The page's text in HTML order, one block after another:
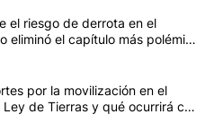
con más comentarios en los
título "Ley de Tierras: ante el
el riesgo de derrota en el
eliminó el capítulo más polémico
título "Dónde serán los cortes
por la movilización en el
de Tierras y qué ocurrirá con